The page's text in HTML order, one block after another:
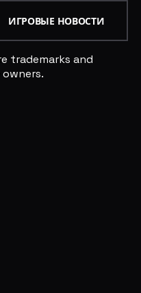
ИГРОВЫЕ НОВОСТИ
trademarks and